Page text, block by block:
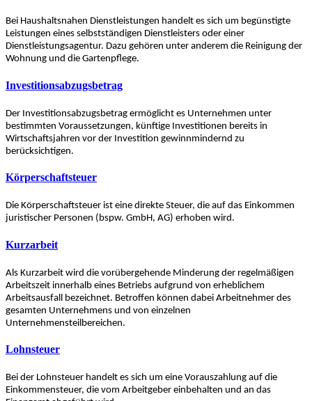
Bei Haushaltsnahen Dienstleistungen handelt es sich um begünstigte
Leistungen eines selbstständigen Dienstleisters oder einer
Dienstleistungsagentur. Dazu gehören unter anderem die Reinigung der
Wohnung und die Gartenpflege.
Investitionsabzugsbetrag
Der Investitionsabzugsbetrag ermöglicht es Unternehmen unter
bestimmten Voraussetzungen, künftige Investitionen bereits in
Wirtschaftsjahren vor der Investition gewinnmindernd zu
berücksichtigen.
Körperschaftsteuer
Die Körperschaftsteuer ist eine direkte Steuer, die auf das Einkommen
juristischer Personen (bspw. GmbH, AG) erhoben wird.
Kurzarbeit
Als Kurzarbeit wird die vorübergehende Minderung der regelmäßigen
Arbeitszeit innerhalb eines Betriebs aufgrund von erheblichem
Arbeitsausfall bezeichnet. Betroffen können dabei Arbeitnehmer des
gesamten Unternehmens und von einzelnen
Unternehmensteilbereichen.
Lohnsteuer
Bei der Lohnsteuer handelt es sich um eine Vorauszahlung auf die
Einkommensteuer, die vom Arbeitgeber einbehalten und an das